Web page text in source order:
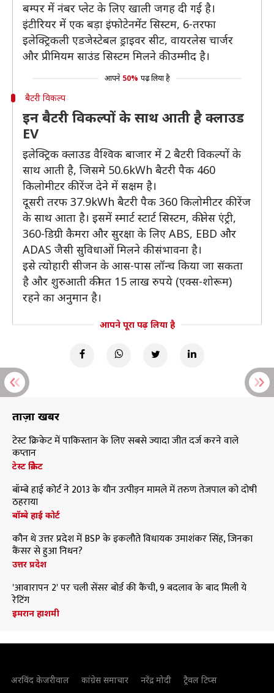
बम्पर में नंबर प्लेट के लिए खाली जगह दी गई है।
इंटीरियर में एक बड़ा इंफोटेनमेंट सिस्टम, 6-तरफा
इलेक्ट्रिकली एडजेस्टेबल ड्राइवर सीट, वायरलेस चार्जर
और प्रीमियम साउंड सिस्टम मिलने की उम्मीद है।
आपने 50% पढ़ लिया है
बैटरी विकल्प
इन बैटरी विकल्पों के साथ आती है क्लाउड
EV
इलेक्ट्रिक क्लाउड वैश्विक बाजार में 2 बैटरी विकल्पों के
साथ आती है, जिसमे 50.6kWh बैटरी पैक 460
किलोमीटर की रेंज देने में सक्षम है।
दूसरी तरफ 37.9kWh बैटरी पैक 360 किलोमीटर की रेंज
के साथ आता है। इसमें स्मार्ट स्टार्ट सिस्टम, कीलेस एंट्री,
360-डिग्री कैमरा और सुरक्षा के लिए ABS, EBD और
ADAS जैसी सुविधाओं मिलने की संभावना है।
इसे त्योहारी सीजन के आस-पास लॉन्च किया जा सकता
है और शुरुआती कीमत 15 लाख रुपये (एक्स-शोरूम)
रहने का अनुमान है।
आपने पूरा पढ़ लिया है
ताज़ा खबरें
टेस्ट क्रिकेट में पाकिस्तान के लिए सबसे ज्यादा जीत दर्ज करने वाले
कप्तान
टेस्ट क्रिकेट
बॉम्बे हाई कोर्ट ने 2013 के यौन उत्पीड़न मामले में तरुण तेजपाल को दोषी
ठहराया
बॉम्बे हाई कोर्ट
कौन थे उत्तर प्रदेश में BSP के इकलौते विधायक उमाशंकर सिंह, जिनका
कैंसर से हुआ निधन?
उत्तर प्रदेश
'आवारापन 2' पर चली सेंसर बोर्ड की कैंची, 9 बदलाव के बाद मिली ये
रेटिंग
इमरान हाशमी
अरविंद केजरीवाल कांग्रेस समाचार नरेंद्र मोदी ट्रैवल टिप्स